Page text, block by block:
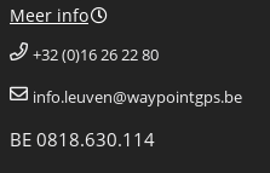
Meer info
+32 (0)16 26 22 80
info.leuven@waypointgps.be
BE 0818.630.114